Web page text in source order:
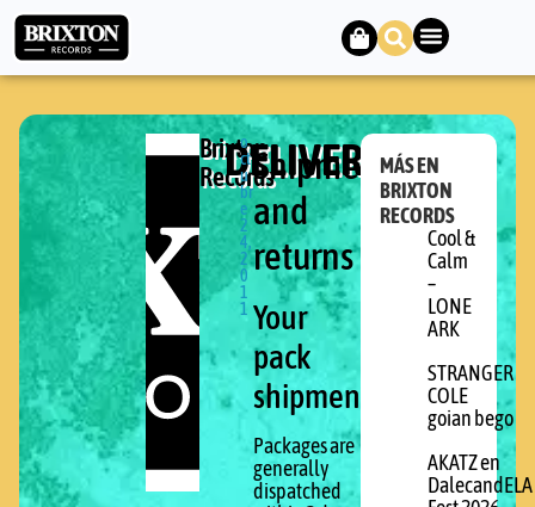
Brixton
Records
DELIVERY
o
ct
u
br
e
2
4,
2
0
1
1
Shipments
and
returns
Your
pack
shipment
Packages are
generally
dispatched
MÁS EN
BRIXTON
RECORDS
Cool &
Calm
–
LONE
ARK
STRANGER
COLE
goian bego
AKATZ en
DalecandELA